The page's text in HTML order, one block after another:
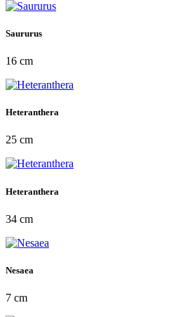
Saururus
16 cm
Heteranthera
25 cm
Heteranthera
34 cm
Nesaea
7 cm